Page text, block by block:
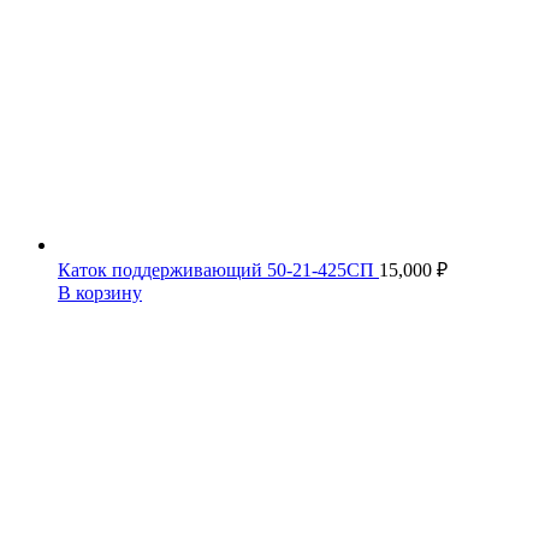
Каток поддерживающий 50-21-425СП 15,000 ₽
В корзину